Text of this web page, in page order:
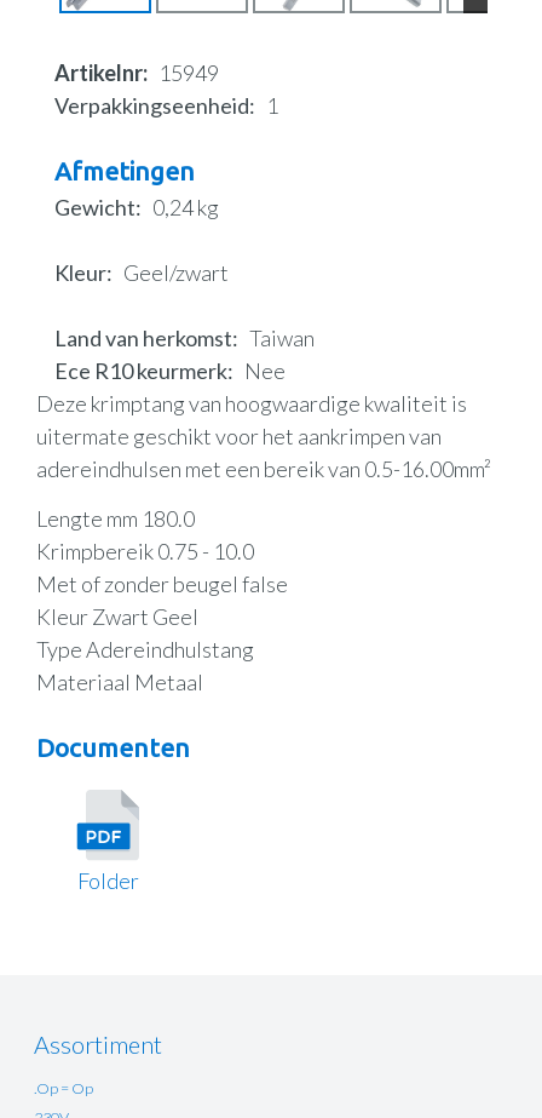
Artikelnr
15949
Verpakkingseenheid
1
Afmetingen
Gewicht 0,24 kg
Kleur Geel/zwart
Land van herkomst
Taiwan
Ece R10 keurmerk
Nee
Deze krimptang van hoogwaardige kwaliteit is
uitermate geschikt voor het aankrimpen van
adereindhulsen met een bereik van 0.5-16.00mm²
Lengte mm 180.0
Krimpbereik 0.75 - 10.0
Met of zonder beugel false
Kleur Zwart Geel
Type Adereindhulstang
Materiaal Metaal
Documenten
Folder
Assortiment
.Op = Op